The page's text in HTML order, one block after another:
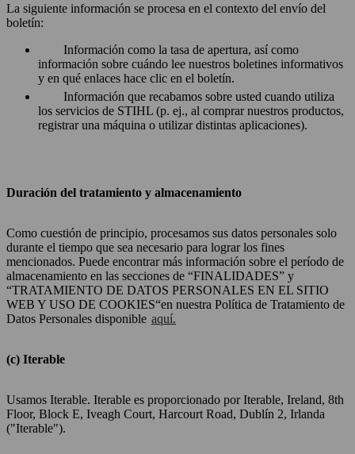
La siguiente información se procesa en el contexto del envío del
boletín:
Información como la tasa de apertura, así como
información sobre cuándo lee nuestros boletines informativos
y en qué enlaces hace clic en el boletín.
Información que recabamos sobre usted cuando utiliza
los servicios de STIHL (p. ej., al comprar nuestros productos,
registrar una máquina o utilizar distintas aplicaciones).
Duración del tratamiento y almacenamiento
Como cuestión de principio, procesamos sus datos personales solo
durante el tiempo que sea necesario para lograr los fines
mencionados. Puede encontrar más información sobre el período de
almacenamiento en las secciones de “FINALIDADES” y
“TRATAMIENTO DE DATOS PERSONALES EN EL SITIO
WEB Y USO DE COOKIES“en nuestra Política de Tratamiento de
Datos Personales disponible aquí.
(c) Iterable
Usamos Iterable. Iterable es proporcionado por Iterable, Ireland, 8th
Floor, Block E, Iveagh Court, Harcourt Road, Dublín 2, Irlanda
("Iterable").